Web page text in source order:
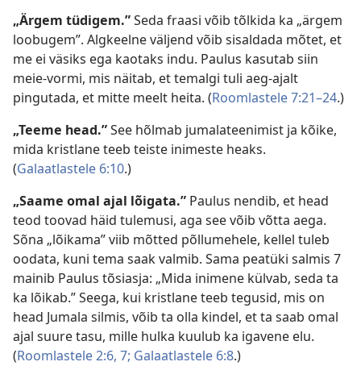
„Ärgem tüdigem.”Seda fraasi võib tõlkida ka „ärgem
loobugem”. Algkeelne väljend võib sisaldada mõtet, et
me ei väsiks ega kaotaks indu. Paulus kasutab siin
meie-vormi, mis näitab, et temalgi tuli aeg-ajalt
pingutada, et mitte meelt heita. (Roomlastele 7:21–24.)
„Teeme head.”See hõlmab jumalateenimist ja kõike,
mida kristlane teeb teiste inimeste heaks.
(Galaatlastele 6:10.)
„Saame omal ajal lõigata.” Paulus nendib, et head
teod toovad häid tulemusi, aga see võib võtta aega.
Sõna „lõikama” viib mõtted põllumehele, kellel tuleb
oodata, kuni tema saak valmib. Sama peatüki salmis 7
mainib Paulus tõsiasja: „Mida inimene külvab, seda ta
ka lõikab.” Seega, kui kristlane teeb tegusid, mis on
head Jumala silmis, võib ta olla kindel, et ta saab omal
ajal suure tasu, mille hulka kuulub ka igavene elu.
(Roomlastele 2:6, 7; Galaatlastele 6:8.)